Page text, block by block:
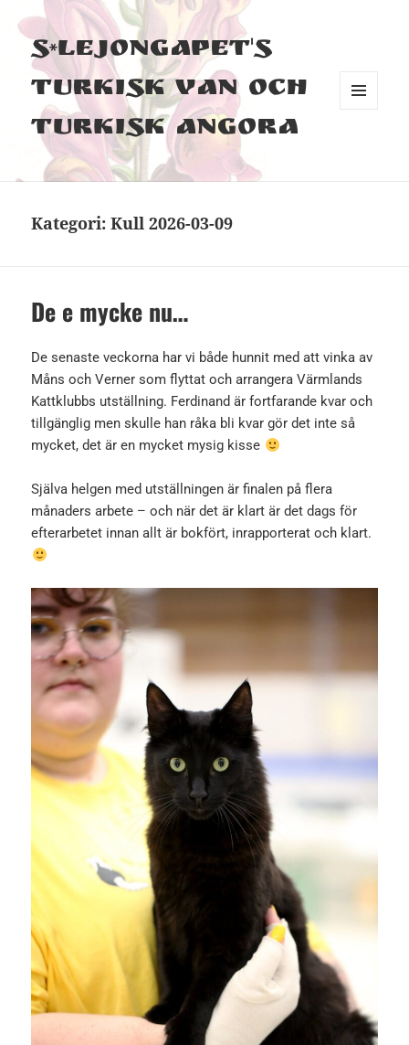
S*Lejongapet's
Turkisk Van och
Turkisk Angora
Kategori:Kull 2026-03-09
De e mycke nu…
De senaste veckorna har vi både hunnit med att vinka av
Måns och Verner som flyttat och arrangera Värmlands
Kattklubbs utställning. Ferdinand är fortfarande kvar och
tillgänglig men skulle han råka bli kvar gör det inte så
mycket, det är en mycket mysig kisse
Själva helgen med utställningen är finalen på flera
månaders arbete – och när det är klart är det dags för
efterarbetet innan allt är bokfört, inrapporterat och klart.